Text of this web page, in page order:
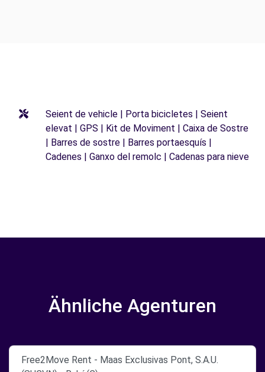
Seient de vehicle | Porta bicicletes | Seient
elevat | GPS | Kit de Moviment | Caixa de Sostre
| Barres de sostre | Barres portaesquís |
Cadenes | Ganxo del remolc | Cadenas para nieve
Ähnliche Agenturen
Free2Move Rent - Maas Exclusivas Pont, S.A.U.